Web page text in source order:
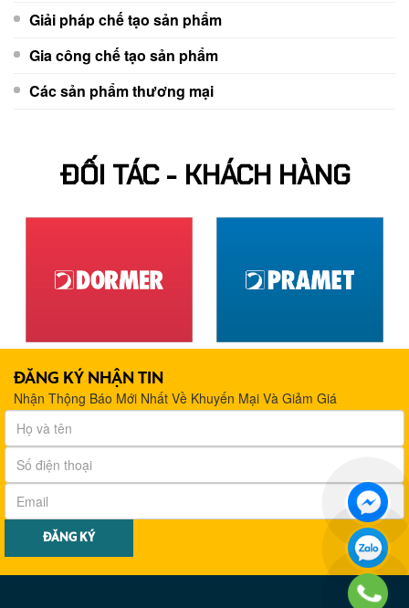
Giải pháp chế tạo sản phẩm
Gia công chế tạo sản phẩm
Các sản phẩm thương mại
ĐỐI TÁC - KHÁCH HÀNG
ĐĂNG KÝ NHẬN TIN
Nhận Thộng Báo Mới Nhất Về Khuyến Mại Và Giảm Giá